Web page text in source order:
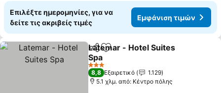
Επιλέξτε ημερομηνίες, για να
δείτε τις ακριβείς τιμές
Εμφάνιση τιμών
Κοινοποίηση
Προσθήκη στα αγαπημένα
Latemar - Hotel Suites
Spa
Εμφάνιση τιμών
3 Αστέρια
8,8 Εξαιρετικό
1.129
5.1 χλμ. από: Κέντρο πόλης